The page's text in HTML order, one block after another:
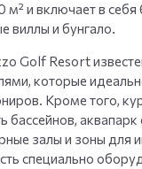
и включает в себя
виллы и бунгало.
Golf Resort
которые
Кроме того,
бассейнов,
залы и зоны для
специально